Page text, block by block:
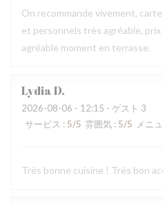
On recommande vivement,
et personnels très agréable,
agréable moment en terrasse.
LydiaD
2026-08-06 - 12:15 - ゲスト 3
サービス : 5/5 雰囲気 : 5/5 メニ
Très bonne cuisine ! Très bon